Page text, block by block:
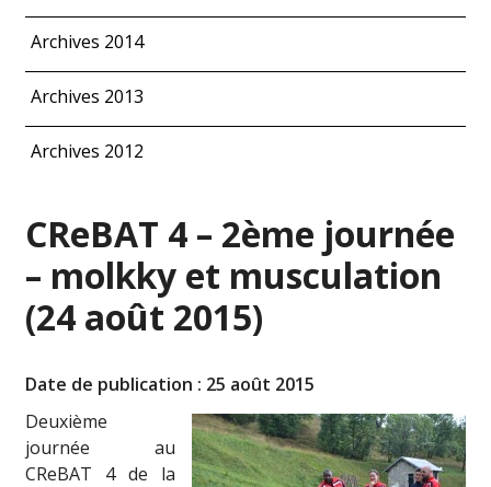
Archives 2014
Archives 2013
Archives 2012
CReBAT 4 – 2ème journée
– molkky et musculation
(24 août 2015)
Date de publication : 25 août 2015
Deuxième
journée au
CReBAT 4 de la